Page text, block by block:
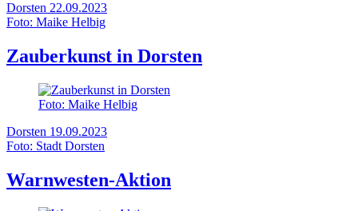
Dorsten 22.09.2023
Foto: Maike Helbig
Zauberkunst in Dorsten
Foto: Maike Helbig
Dorsten 19.09.2023
Foto: Stadt Dorsten
Warnwesten-Aktion